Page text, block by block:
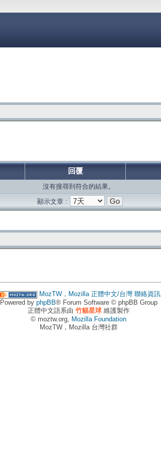
回覆
沒有搜尋到符合的結果。
顯示文章 :
MozTW，Mozilla 正體中文/台灣 聯絡資訊
Powered by phpBB® Forum Software © phpBB Group
正體中文語系由 竹貓星球維護製作
© moztw.org, Mozilla Foundation
MozTW，Mozilla 台灣社群